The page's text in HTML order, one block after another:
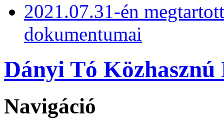
2021.07.31-én
dokumentumai
Dányi Tó
Navigáció